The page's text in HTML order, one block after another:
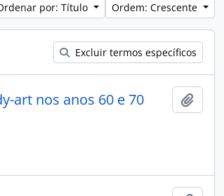
por: Título Ordem: Crescente
Excluir termos específicos
art nos anos 60 e 70